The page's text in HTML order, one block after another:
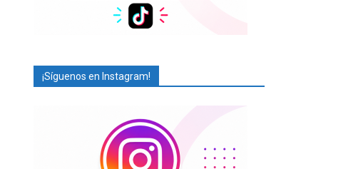
¡Síguenos en Instagram!